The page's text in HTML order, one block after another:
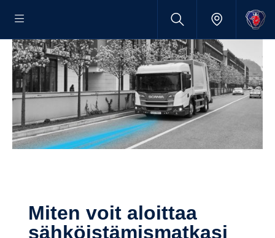
Miten voit aloittaa
sähköis­tä­mis­mat­kasi